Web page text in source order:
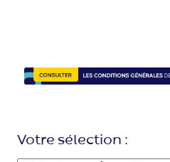
Image
Votre sélection :